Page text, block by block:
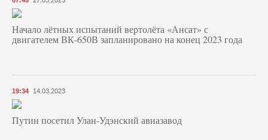
Начало лётных испытаний вертолёта «Ансат» с
двигателем ВК-650В запланировано на конец 2023 года
19:34 14.03.2023
Путин посетил Улан-Удэнский авиазавод